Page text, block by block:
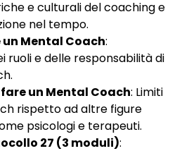
e culturali del coaching e
nel tempo.
Mental Coach:
ruoli e delle responsabilità di
un Mental Coach: Limiti
rispetto ad altre figure
psicologi e terapeuti.
27 (3 moduli):